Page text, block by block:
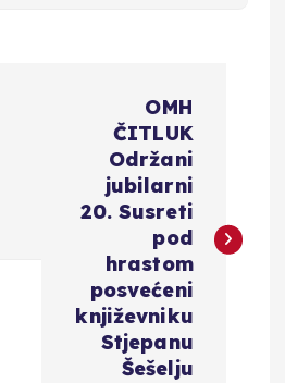
OMH
ČITLUK
Održani
jubilarni
20. Susreti
pod
hrastom
posvećeni
književniku
Stjepanu
Šešelju